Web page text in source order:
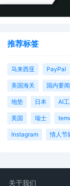
推荐标签
马来西亚 PayPal
美国海关 国内要闻
地垫 日本 AI
美国 瑞士
Instagram 情人节
关于我们